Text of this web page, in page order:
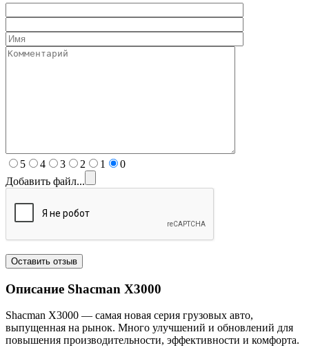
5 4 3 2 1
0
Добавить файл...
Описание Shacman X3000
Shacman X3000 — самая новая серия грузовых авто,
выпущенная на рынок. Много улучшений и обновлений для
повышения производительности, эффективности и комфорта.